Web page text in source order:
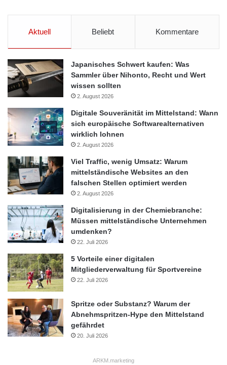
Aktuell Beliebt Kommentare
Japanisches Schwert kaufen: Was
Sammler über Nihonto, Recht und Wert
wissen sollten
2. August 2026
Digitale Souveränität im Mittelstand: Wann
sich europäische Softwarealternativen
wirklich lohnen
2. August 2026
Viel Traffic, wenig Umsatz: Warum
mittelständische Websites an den
falschen Stellen optimiert werden
2. August 2026
Digitalisierung in der Chemiebranche:
Müssen mittelständische Unternehmen
umdenken?
22. Juli 2026
5 Vorteile einer digitalen
Mitgliederverwaltung für Sportvereine
22. Juli 2026
Spritze oder Substanz? Warum der
Abnehmspritzen-Hype den Mittelstand
gefährdet
20. Juli 2026
ARKM.marketing